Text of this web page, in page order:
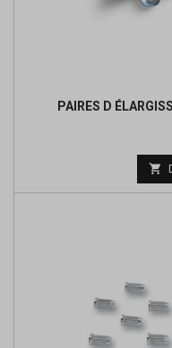
PAIRES D
